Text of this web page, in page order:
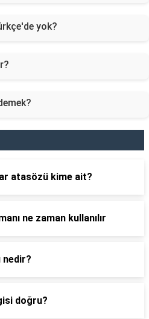
yok?
atasözü kime ait?
ne zaman kullanılır
nedir?
doğru?